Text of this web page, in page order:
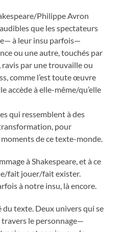
Philippe Avron
que les spectateurs
à leur insu parfois—
ou une autre, touchés par
par une trouvaille ou
comme l’est toute œuvre
accède à elle-même/qu’elle
qui ressemblent à des
pour
de ce texte-monde.
à Shakespeare, et à ce
fait jouer/fait exister.
à notre insu, là encore.
du texte. Deux univers qui se
le personnage—